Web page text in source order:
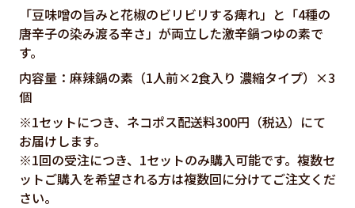
「豆味噌の旨みと花椒のビリビリする痺れ」と「4種の
唐辛子の染み渡る辛さ」が両立した激辛鍋つゆの素で
す。
内容量：麻辣鍋の素（1人前×2食入り 濃縮タイプ）×3
個
※1セットにつき、ネコポス配送料300円（税込）にて
お届けします。
※1回の受注につき、1セットのみ購入可能です。複数セ
ットご購入を希望される方は複数回に分けてご注文くだ
さい。